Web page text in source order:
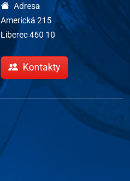
Adresa
Americká 215
Liberec 460 10
Kontakty